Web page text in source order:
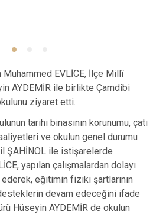
Karesi
Altıeylül
Muhammed EVLİCE, İlçe Millî
AYDEMİR ile birlikte Çamdibi
ziyaret etti.
tarihi binasının korunumu, çatı
ve okulun genel durumu
ŞAHİNOL ile istişarelerde
yapılan çalışmalardan dolayı
eğitimin fiziki şartlarının
devam edeceğini ifade
Hüseyin AYDEMİR de okulun